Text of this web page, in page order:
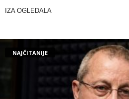
IZA OGLEDALA
NAJČITANIJE